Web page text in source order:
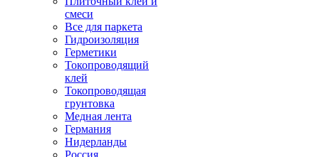
смеси
Все для паркета
Гидроизоляция
Герметики
Токопроводящий
клей
Токопроводящая
грунтовка
Медная лента
Германия
Нидерланды
Россия